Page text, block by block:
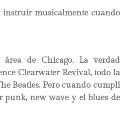
instruir musicalmente cuando
de Chicago. La verdad
Clearwater Revival, todo la
Beatles. Pero cuando cumplí
punk, new wave y el blues de